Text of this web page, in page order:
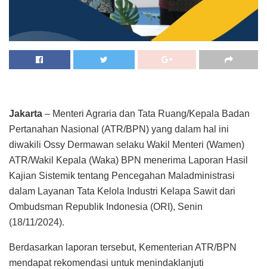
Jakarta – Menteri Agraria dan Tata Ruang/Kepala Badan
Pertanahan Nasional (ATR/BPN) yang dalam hal ini
diwakili Ossy Dermawan selaku Wakil Menteri (Wamen)
ATR/Wakil Kepala (Waka) BPN menerima Laporan Hasil
Kajian Sistemik tentang Pencegahan Maladministrasi
dalam Layanan Tata Kelola Industri Kelapa Sawit dari
Ombudsman Republik Indonesia (ORI), Senin
(18/11/2024).
Berdasarkan laporan tersebut, Kementerian ATR/BPN
mendapat rekomendasi untuk menindaklanjuti